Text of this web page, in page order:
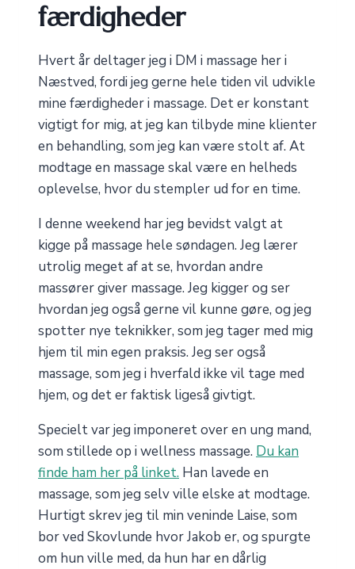
færdigheder
Hvert år deltager jeg i DM i massage her i
Næstved, fordi jeg gerne hele tiden vil udvikle
mine færdigheder i massage. Det er konstant
vigtigt for mig, at jeg kan tilbyde mine klienter
en behandling, som jeg kan være stolt af. At
modtage en massage skal være en helheds
oplevelse, hvor du stempler ud for en time.
I denne weekend har jeg bevidst valgt at
kigge på massage hele søndagen. Jeg lærer
utrolig meget af at se, hvordan andre
massører giver massage. Jeg kigger og ser
hvordan jeg også gerne vil kunne gøre, og jeg
spotter nye teknikker, som jeg tager med mig
hjem til min egen praksis. Jeg ser også
massage, som jeg i hverfald ikke vil tage med
hjem, og det er faktisk ligeså givtigt.
Specielt var jeg imponeret over en ung mand,
som stillede op i wellness massage. Du kan
finde ham her på linket. Han lavede en
massage, som jeg selv ville elske at modtage.
Hurtigt skrev jeg til min veninde Laise, som
bor ved Skovlunde hvor Jakob er, og spurgte
om hun ville med, da hun har en dårlig